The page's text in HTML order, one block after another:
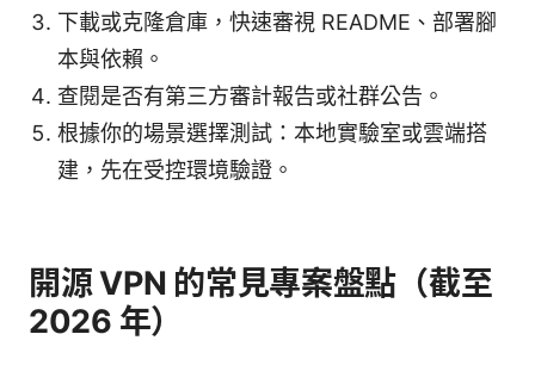
下載或克隆倉庫，快速審視 README、部署腳
本與依賴。
查閱是否有第三方審計報告或社群公告。
根據你的場景選擇測試：本地實驗室或雲端搭
建，先在受控環境驗證。
開源 VPN 的常見專案盤點（截至
2026 年）